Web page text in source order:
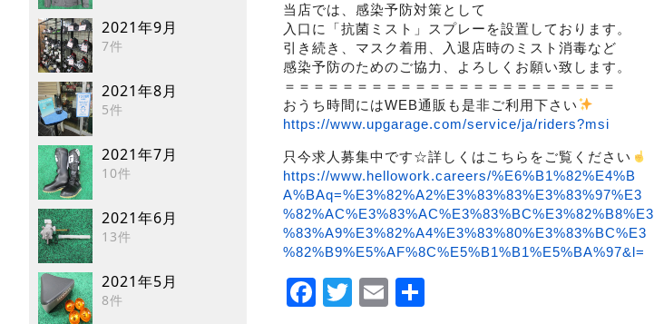
2021年9月
7件
2021年8月
5件
2021年7月
10件
2021年6月
13件
2021年5月
8件
当店では、感染予防対策として
入口に「抗菌ミスト」スプレーを設置しております。
引き続き、マスク着用、入退店時のミスト消毒など
感染予防のためのご協力、よろしくお願い致します。
＝＝＝＝＝＝＝＝＝＝＝＝＝＝＝＝＝＝＝＝＝＝＝
おうち時間にはWEB通販も是非ご利用下さい
https://www.upgarage.com/service/ja/riders?msi
只今求人募集中です☆詳しくはこちらをご覧ください
https://www.hellowork.careers/%E6%B1%82%E4%B
A%BAq=%E3%82%A2%E3%83%83%E3%83%97%E3
%82%AC%E3%83%AC%E3%83%BC%E3%82%B8%E3
%83%A9%E3%82%A4%E3%83%80%E3%83%BC%E3
%82%B9%E5%AF%8C%E5%B1%B1%E5%BA%97&l=
Facebook
Twitter
Email